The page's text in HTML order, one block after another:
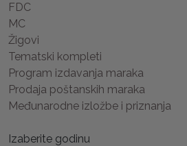
FDC
MC
Žigovi
Tematski kompleti
Program izdavanja maraka
Prodaja poštanskih maraka
Međunarodne izložbe i priznanja
Izaberite godinu